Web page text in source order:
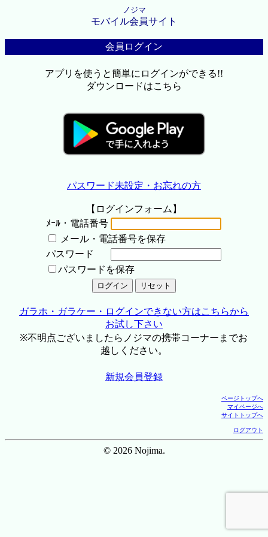
ノジマ
モバイル会員サイト
会員ログイン
アプリを使うと簡単にログインができる!!
ダウンロードはこちら
パスワード未設定・お忘れの方
【ログインフォーム】
ﾒｰﾙ・電話番号
メール・電話番号を保存
パスワード
パスワードを保存
ガラホ・ガラケー・ログインできない方はこちらから
お試し下さい
※不明点ございましたらノジマの携帯コーナーまでお
越しください。
新規会員登録
ページトップへ
マイページへ
サイトトップへ
ログアウト
© 2026 Nojima.